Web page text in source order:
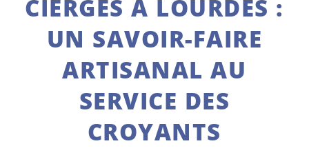
CIERGES À LOURDES :
UN SAVOIR-FAIRE
ARTISANAL AU
SERVICE DES
CROYANTS